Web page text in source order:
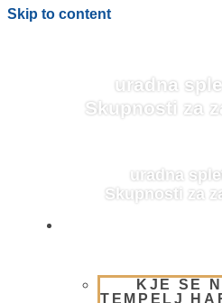
Skip to content
uradna
Skupnosti za
uradna
Skupnosti za
KJE SE
TEMPELJ